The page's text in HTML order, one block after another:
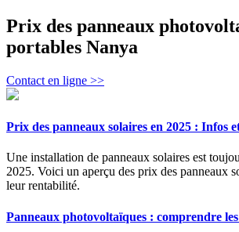
Prix des panneaux
portables Nanya
Contact en ligne >>
Prix des panneaux solaires en 2025 : Infos
Une installation de panneaux solaires est
2025. Voici un aperçu des prix des panneaux
leur rentabilité.
Panneaux photovoltaïques : comprendre